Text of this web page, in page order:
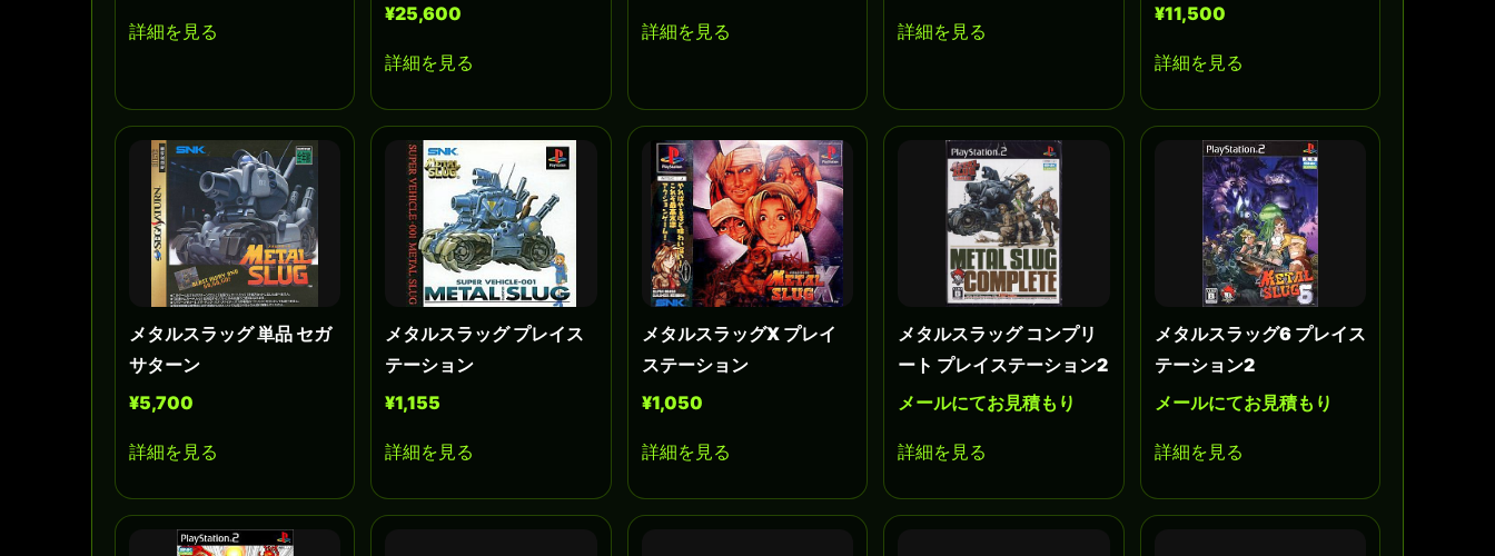
詳細を見る
¥25,600
詳細を見る
詳細を見る 詳細を見る
¥11,500
詳細を見る
メタルスラッグ 単品 セガ
サターン
¥5,700
詳細を見る
メタルスラッグ プレイス
テーション
¥1,155
詳細を見る
メタルスラッグX プレイ
ステーション
¥1,050
詳細を見る
メタルスラッグ コンプリ
ート プレイステーション2
メールにてお見積もり
詳細を見る
メタルスラッグ6 プレイス
テーション2
メールにてお見積もり
詳細を見る